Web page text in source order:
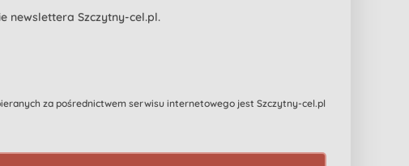
newslettera Szczytny-cel.pl.
za pośrednictwem serwisu internetowego jest Szczytny-cel.pl